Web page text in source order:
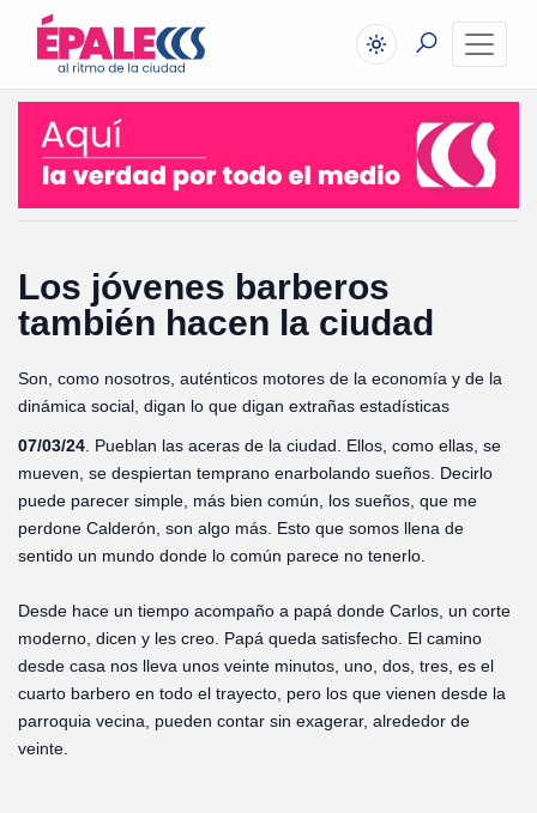
Los jóvenes barberos
también hacen la ciudad
Son, como nosotros, auténticos motores de la economía y de la
dinámica social, digan lo que digan extrañas estadísticas
07/03/24 . Pueblan las aceras de la ciudad. Ellos, como ellas, se
mueven, se despiertan temprano enarbolando sueños. Decirlo
puede parecer simple, más bien común, los sueños, que me
perdone Calderón, son algo más. Esto que somos llena de
sentido un mundo donde lo común parece no tenerlo.
Desde hace un tiempo acompaño a papá donde Carlos, un corte
moderno, dicen y les creo. Papá queda satisfecho. El camino
desde casa nos lleva unos veinte minutos, uno, dos, tres, es el
cuarto barbero en todo el trayecto, pero los que vienen desde la
parroquia vecina, pueden contar sin exagerar, alrededor de
veinte.